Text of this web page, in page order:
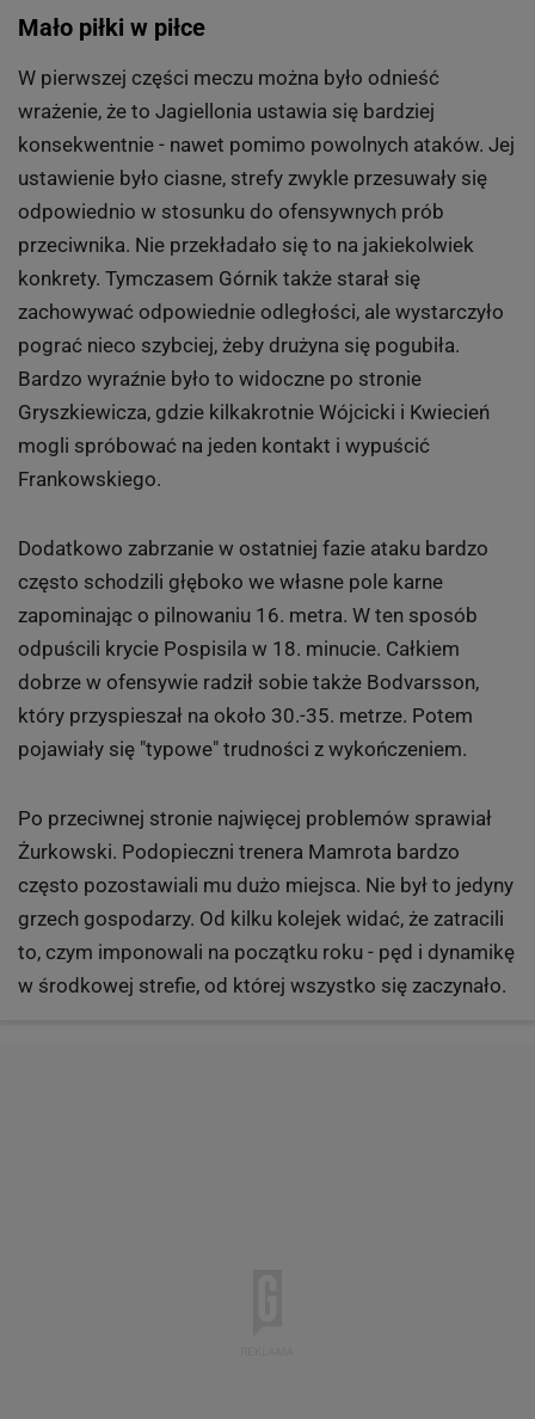
Mało piłki w piłce
W pierwszej części meczu można było odnieść
wrażenie, że to Jagiellonia ustawia się bardziej
konsekwentnie - nawet pomimo powolnych ataków. Jej
ustawienie było ciasne, strefy zwykle przesuwały się
odpowiednio w stosunku do ofensywnych prób
przeciwnika. Nie przekładało się to na jakiekolwiek
konkrety. Tymczasem Górnik także starał się
zachowywać odpowiednie odległości, ale wystarczyło
pograć nieco szybciej, żeby drużyna się pogubiła.
Bardzo wyraźnie było to widoczne po stronie
Gryszkiewicza, gdzie kilkakrotnie Wójcicki i Kwiecień
mogli spróbować na jeden kontakt i wypuścić
Frankowskiego.
Dodatkowo zabrzanie w ostatniej fazie ataku bardzo
często schodzili głęboko we własne pole karne
zapominając o pilnowaniu 16. metra. W ten sposób
odpuścili krycie Pospisila w 18. minucie. Całkiem
dobrze w ofensywie radził sobie także Bodvarsson,
który przyspieszał na około 30.-35. metrze. Potem
pojawiały się "typowe" trudności z wykończeniem.
Po przeciwnej stronie najwięcej problemów sprawiał
Żurkowski. Podopieczni trenera Mamrota bardzo
często pozostawiali mu dużo miejsca. Nie był to jedyny
grzech gospodarzy. Od kilku kolejek widać, że zatracili
to, czym imponowali na początku roku - pęd i dynamikę
w środkowej strefie, od której wszystko się zaczynało.